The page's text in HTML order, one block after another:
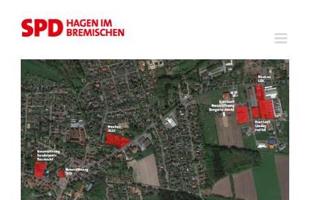
Inhalt
Zeige
grösseres
Bild